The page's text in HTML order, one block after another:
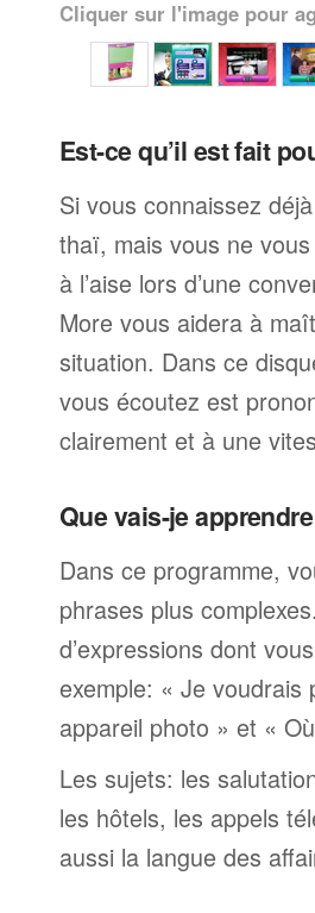
Cliquer sur l'image pour
Est-ce qu’il est fait
Si vous connaissez
thaï, mais vous ne
à l’aise lors d’une
More vous aidera à
situation. Dans ce
vous écoutez est
clairement et à une
Que vais-je
Dans ce programme,
phrases plus
d’expressions dont
exemple: « Je voudrais
appareil photo » et «
Les sujets: les
les hôtels, les appels
aussi la langue des